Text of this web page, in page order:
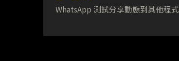
WhatsApp 測試分享動態到其他程式